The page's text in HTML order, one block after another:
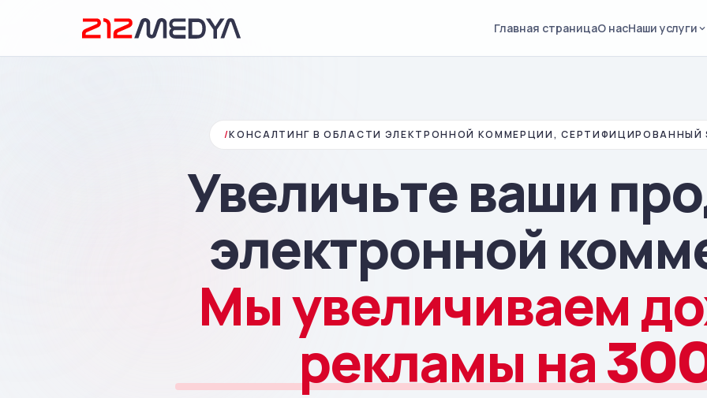
Главная страницаО насНаши услуги
/КОНСАЛТИНГ В ОБЛАСТИ ЭЛЕКТРОННОЙ КОММЕРЦИИ, СЕРТИФИЦИРОВАННЫЙ
Увеличьте ваши
электронной
Мы увеличиваем
рекламы на